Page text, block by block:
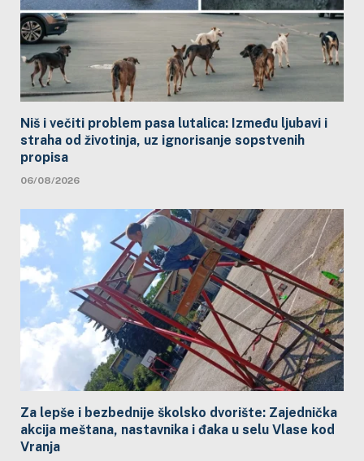
Niš i večiti problem pasa lutalica: Između ljubavi i
straha od životinja, uz ignorisanje sopstvenih
propisa
06/08/2026
Za lepše i bezbednije školsko dvorište: Zajednička
akcija meštana, nastavnika i đaka u selu Vlase kod
Vranja